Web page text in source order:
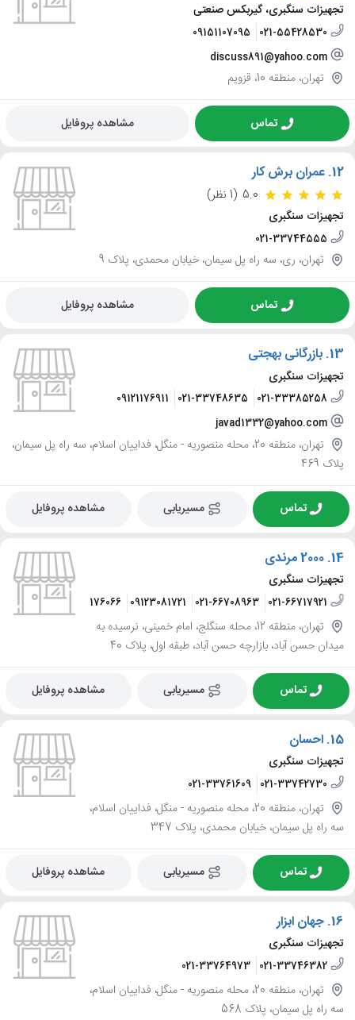
تجهیزات سنگبری، گیربکس صنعتی
021-55428530
09151107095
discuss891@yahoo.com
تهران، منطقه 10، قزویم
تماس مشاهده پروفایل
12. عمران برش کار
5.0 (1 نظر)
تجهیزات سنگبری
021-33744555
تهران، ری، سه راه پل سیمان، خیابان محمدی، پلاک 9
تماس مشاهده پروفایل
13. بازرگانی بهجتی
تجهیزات سنگبری
021-33385258
021-33748635
09121176911
javad1332@yahoo.com
تهران، منطقه 20، محله منصوریه - منگل، فداییان اسلام، سه راه پل سیمان،
پلاک 469
تماس مسیریابی مشاهده پروفایل
14. 2000 مرندی
تجهیزات سنگبری
021-66717921
021-66708963
09123081721
09121176066
تهران، منطقه 12، محله سنگلج، امام خمینی، نرسیده به
میدان حسن آباد، بازارچه حسن آباد، طبقه اول، پلاک 40
تماس مسیریابی مشاهده پروفایل
15. احسان
تجهیزات سنگبری
021-33742730
021-33761609
تهران، منطقه 20، محله منصوریه - منگل، فداییان اسلام،
سه راه پل سیمان، خیابان محمدی، پلاک 347
تماس مسیریابی مشاهده پروفایل
16. جهان ابزار
تجهیزات سنگبری
021-33746382
021-33764973
تهران، منطقه 20، محله منصوریه - منگل، فداییان اسلام،
سه راه پل سیمان، پلاک 568